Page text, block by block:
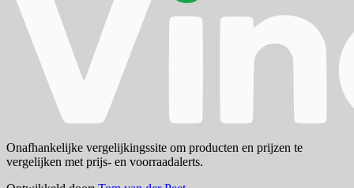
Onafhankelijke vergelijkingssite om producten en prijzen te
vergelijken met prijs- en voorraadalerts.